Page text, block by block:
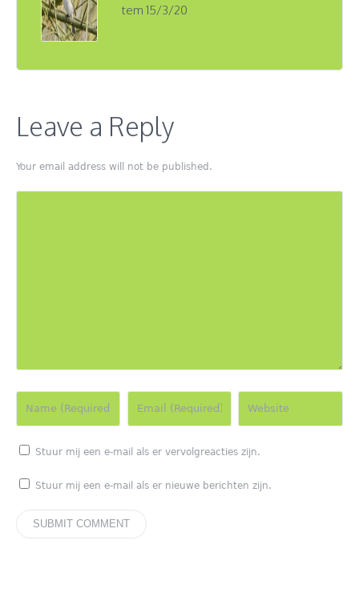
tem 15/3/20
Leave a Reply
Your email address will not be published.
Stuur mij een e-mail als er vervolgreacties zijn.
Stuur mij een e-mail als er nieuwe berichten zijn.